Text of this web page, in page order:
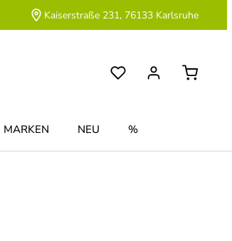
Kaiserstraße 231, 76133 Karlsruhe
MARKEN NEU %